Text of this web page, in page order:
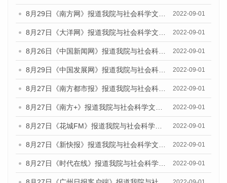
8月29日《南方网》报道我院与社会科学文献出版社联合发布《广州蓝皮书：广州社会发展报告(2022)》的媒体文章 2022-09-01
8月27日《大洋网》报道我院与社会科学文献出版社联合发布《广州蓝皮书：广州社会发展报告（2022）》的媒体采访 2022-09-01
8月26日《中国新闻网》报道我院与社会科学文献出版社联合发布《广州蓝皮书：广州社会发展报告（2022）》的媒体采访 2022-09-01
8月29日《中国发展网》报道我院与社会科学文献出版社联合发布《广州蓝皮书：广州社会发展报告(2022)》的媒体文章 2022-09-01
8月27日《南方都市报》报道我院与社会科学文献出版社联合发布《广州蓝皮书：广州社会发展报告（2022）》的媒体采访 2022-09-01
8月27日《南方+》报道我院与社会科学文献出版社联合发布《广州蓝皮书：广州社会发展报告（2022）》的媒体采访 2022-09-01
8月27日《花城FM》报道我院与社会科学文献出版社联合发布《广州蓝皮书：广州社会发展报告（2022）》的媒体采访 2022-09-01
8月27日《新快报》报道我院与社会科学文献出版社联合发布《广州蓝皮书：广州社会发展报告（2022）》的媒体采访 2022-09-01
8月27日《时代在线》报道我院与社会科学文献出版社联合发布《广州蓝皮书：广州社会发展报告（2022）》的媒体采访 2022-09-01